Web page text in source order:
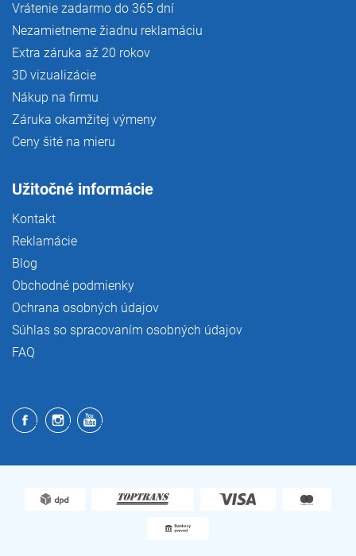
Vrátenie zadarmo do 365 dní
Nezamietneme žiadnu reklamáciu
Extra záruka až 20 rokov
3D vizualizácie
Nákup na firmu
Záruka okamžitej výmeny
Ceny šité na mieru
Užitočné informácie
Kontakt
Reklamácie
Blog
Obchodné podmienky
Ochrana osobných údajov
Súhlas so spracovaním osobných údajov
FAQ